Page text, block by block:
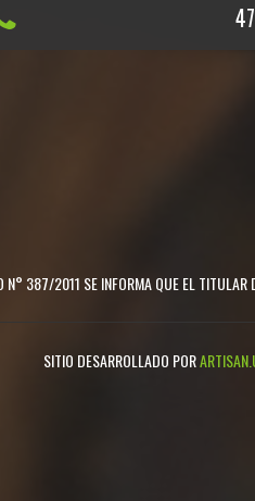
N° 387/2011 SE INFORMA QUE EL
SITIO DESARROLLADO POR